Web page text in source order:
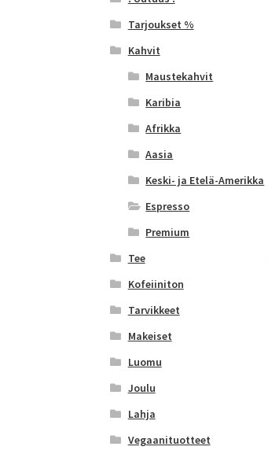
Tarjoukset %
Kahvit
Maustekahvit
Karibia
Afrikka
Aasia
Keski- ja Etelä-Amerikka
Espresso
Premium
Tee
Kofeiiniton
Tarvikkeet
Makeiset
Luomu
Joulu
Lahja
Vegaanituotteet